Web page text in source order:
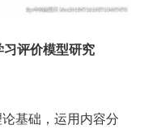
评价模型研究
基础，运用内容分